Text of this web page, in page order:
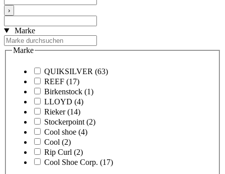
›
Marke
Marke
QUIKSILVER (63)
REEF (17)
Birkenstock (1)
LLOYD (4)
Rieker (14)
Stockerpoint (2)
Cool shoe (4)
Cool (2)
Rip Curl (2)
Cool Shoe Corp. (17)